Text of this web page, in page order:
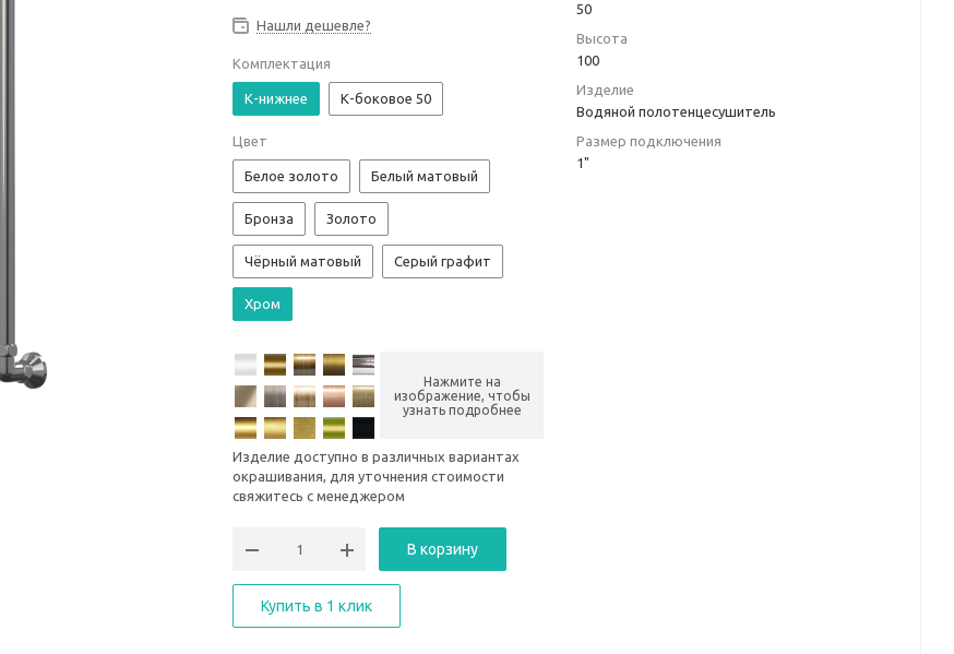
Нашли дешевле?
Комплектация
К-нижнее К-боковое 50
Цвет
Белое золото Белый матовый
Бронза Золото
Чёрный матовый Серый графит
Хром
Нажмите на
изображение, чтобы
узнать подробнее
Изделие доступно в различных вариантах
окрашивания, для уточнения стоимости
свяжитесь с менеджером
В корзину
Купить в 1 клик
50
Высота
100
Изделие
Водяной полотенцесушитель
Размер подключения
1"